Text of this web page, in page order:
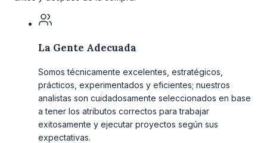
La Gente Adecuada
Somos técnicamente excelentes, estratégicos,
prácticos, experimentados y eficientes; nuestros
analistas son cuidadosamente seleccionados en base
a tener los atributos correctos para trabajar
exitosamente y ejecutar proyectos según sus
expectativas.